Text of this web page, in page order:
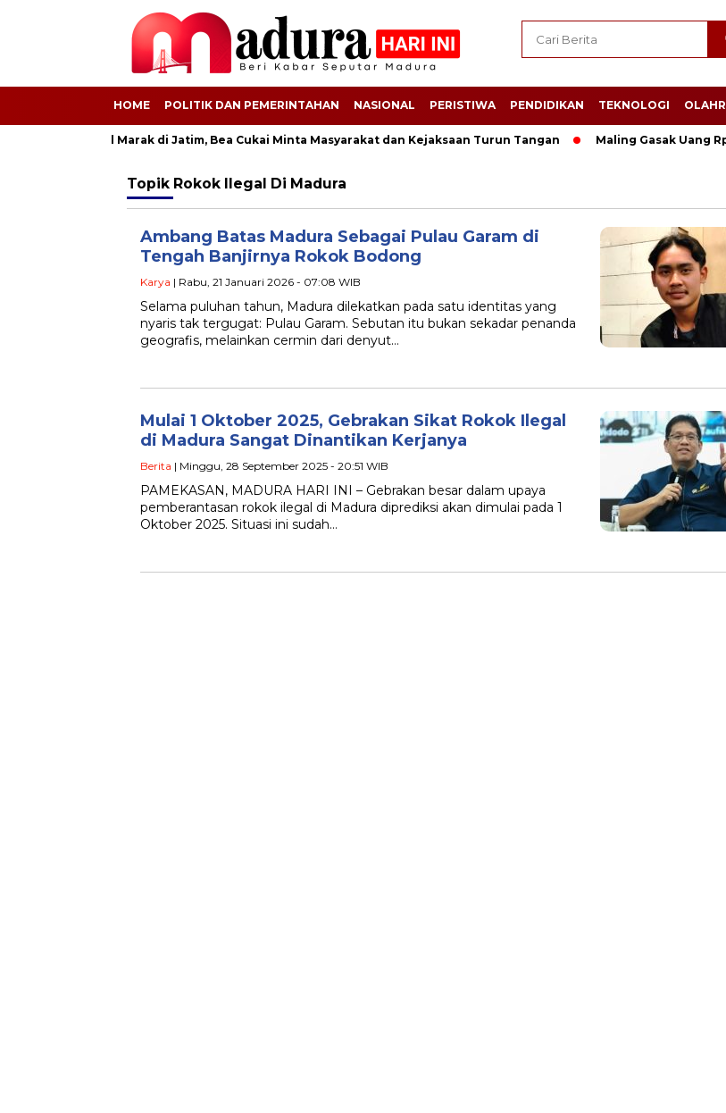
HOME POLITIK DAN PEMERINTAHAN NASIONAL PERISTIWA PENDIDIKAN TEKNOLOGI
Rokok Ilegal Marak di Jatim, Bea Cukai Minta Masyarakat dan Kejaksaan Turun Tangan Maling Gasak Uang
Topik Rokok Ilegal Di Madura
Ambang Batas Madura Sebagai Pulau Garam di
Tengah Banjirnya Rokok Bodong
Karya | Rabu, 21 Januari 2026 - 07:08 WIB
Selama puluhan tahun, Madura dilekatkan pada satu identitas yang
nyaris tak tergugat: Pulau Garam. Sebutan itu bukan sekadar penanda
geografis, melainkan cermin dari denyut…
Mulai 1 Oktober 2025, Gebrakan Sikat Rokok Ilegal
di Madura Sangat Dinantikan Kerjanya
Berita | Minggu, 28 September 2025 - 20:51 WIB
PAMEKASAN, MADURA HARI INI – Gebrakan besar dalam upaya
pemberantasan rokok ilegal di Madura diprediksi akan dimulai pada 1
Oktober 2025. Situasi ini sudah…